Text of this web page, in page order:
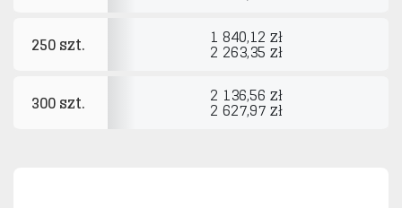
250 szt. 1 840,12 zł
2 263,35 zł
300 szt. 2 136,56 zł
2 627,97 zł